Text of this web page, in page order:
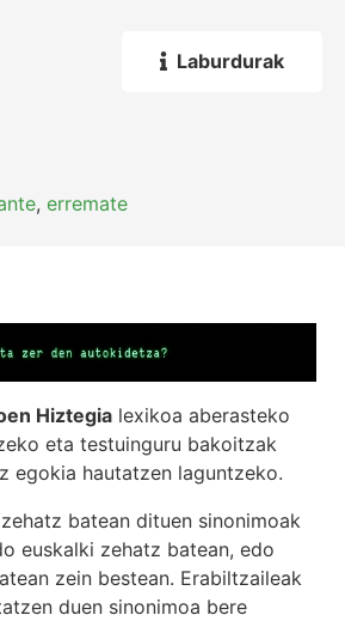
Laburdurak
,erremate
Hiztegia lexikoa aberasteko
eta testuinguru bakoitzak
egokia hautatzen laguntzeko.
batean dituen sinonimoak
euskalki zehatz batean, edo
zein bestean. Erabiltzaileak
duen sinonimoa bere